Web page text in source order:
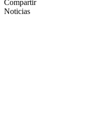
Compartir
Noticias